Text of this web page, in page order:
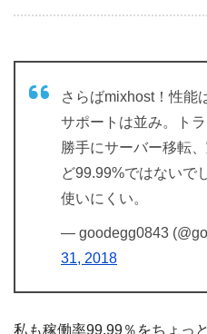
さらばmixhost！性能
サポートは並み。ト
勝手にサーバー移転
ど99.99%ではないで
使いにくい。
— goodegg0843
31, 2018
私も稼働率99.99％をちょっ